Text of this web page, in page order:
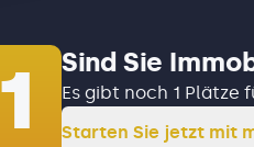
1 Sind Sie
Es gibt noch 1 Plätze
Starten Sie jetzt mit